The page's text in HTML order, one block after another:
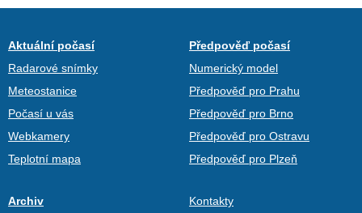
Aktuální počasí
Radarové snímky
Meteostanice
Počasí u vás
Webkamery
Teplotní mapa
Předpověď počasí
Numerický model
Předpověď pro Prahu
Předpověď pro Brno
Předpověď pro Ostravu
Předpověď pro Plzeň
Archiv
Kontakty